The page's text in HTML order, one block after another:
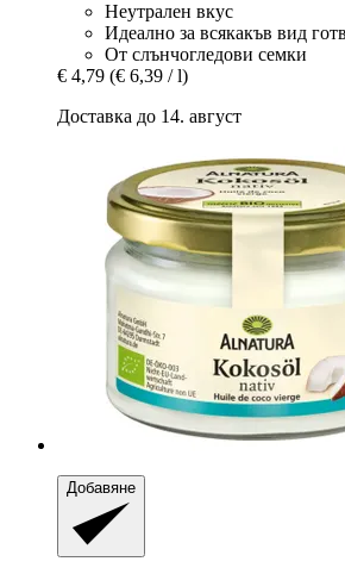
Неутрален вкус
Идеално за всякакъв вид
От слънчогледови семки
€ 4,79 (€ 6,39 / l)
Доставка до 14. август
Добавяне